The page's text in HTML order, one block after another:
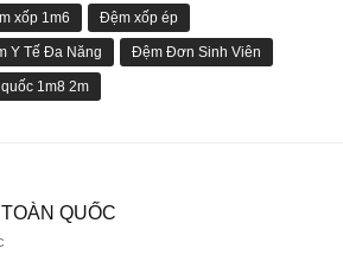
xốp 1m6 Đệm xốp ép
Y Tế Đa Năng Đệm Đơn Sinh Viên
1m8 2m
QUỐC